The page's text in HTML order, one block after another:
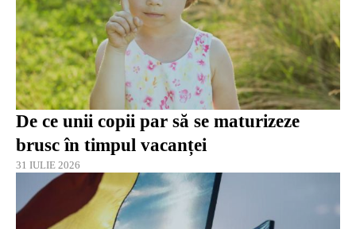
De ce unii copii par să se maturizeze
brusc în timpul vacanței
31 IULIE 2026